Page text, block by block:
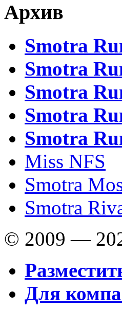
Архив
Smotra
Smotra
Smotra
Smotra
Smotra
Miss NFS
Smotra
Smotra
© 2009 —
Для